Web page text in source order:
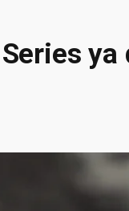
Series